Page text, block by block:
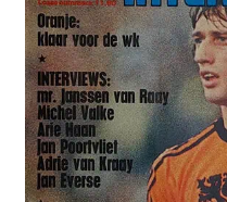
Wie is puntertje
Puntertjes